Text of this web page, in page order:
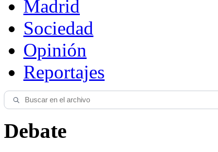
Madrid
Sociedad
Opinión
Reportajes
Debate